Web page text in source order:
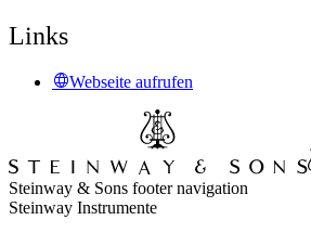
Links
Webseite aufrufen
Steinway & Sons footer navigation
Steinway Instrumente